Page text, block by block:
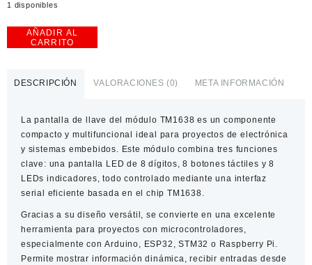
1 disponibles
Pantalla
de
cantidad
AÑADIR AL
CARRITO
DESCRIPCIÓN VALORACIONES (0) META INFORMACIÓN
Lapantalla de llave del módulo TM1638 es un componente
compacto y multifuncional ideal para proyectos de electrónica
y sistemas embebidos. Este módulo combina tres funciones
clave: una pantalla LED de 8 dígitos,8 botones táctiles y8
LEDs indicadores, todo controlado mediante una interfaz
serial eficiente basada en el chipTM1638.
Gracias a su diseño versátil, se convierte en una excelente
herramienta para proyectos con microcontroladores,
especialmente conArduino, ESP32, STM32 o Raspberry Pi .
Permite mostrar información dinámica, recibir entradas desde